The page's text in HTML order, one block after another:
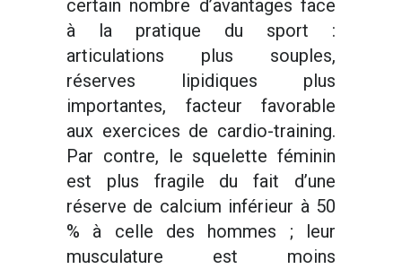
certain nombre d’avantages face
à la pratique du sport :
articulations plus souples,
réserves lipidiques plus
importantes, facteur favorable
aux exercices de cardio-training.
Par contre, le squelette féminin
est plus fragile du fait d’une
réserve de calcium inférieur à 50
% à celle des hommes ; leur
musculature est moins